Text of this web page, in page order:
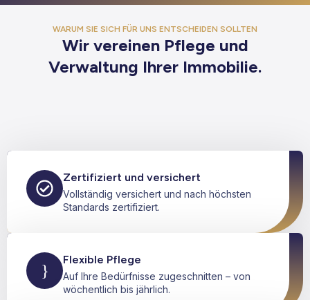
WARUM SIE SICH FÜR UNS ENTSCHEIDEN SOLLTEN
Wir vereinen Pflege und
Verwaltung Ihrer Immobilie.
Zertifiziert und versichert
Vollständig versichert und nach höchsten
Standards zertifiziert.
Flexible Pflege
Auf Ihre Bedürfnisse zugeschnitten – von
wöchentlich bis jährlich.